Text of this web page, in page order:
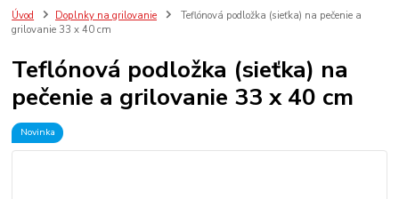
Úvod Doplnky na grilovanie
Teflónová podložka (sieťka) na pečenie a
grilovanie 33 x 40 cm
Teflónová podložka (sieťka) na
pečenie a grilovanie 33 x 40 cm
Novinka